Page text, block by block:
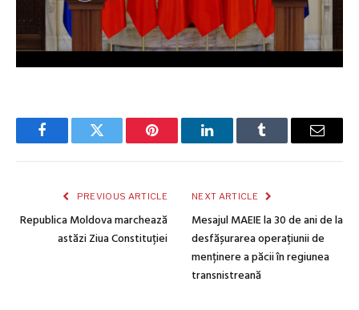
FacebookTwitter Pinterest LinkedInTumblr Email
PREVIOUS ARTICLE
Republica Moldova marchează
astăzi Ziua Constituției
NEXT ARTICLE
Mesajul MAEIE la 30 de ani de la
desfășurarea operațiunii de
menținere a păcii în regiunea
transnistreană